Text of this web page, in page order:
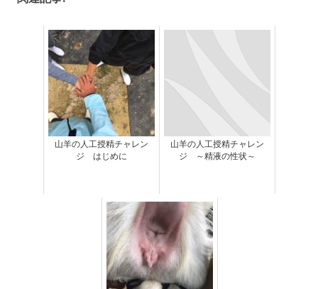
山羊の人工授精チャレン
ジ はじめに
山羊の人工授精チャレン
ジ ～精液の性状～